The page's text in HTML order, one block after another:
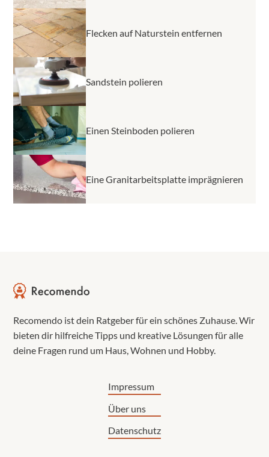
Flecken auf Naturstein entfernen
Sandstein polieren
Einen Steinboden polieren
Eine Granitarbeitsplatte imprägnieren
Recomendo ist dein Ratgeber für ein schönes Zuhause. Wir
bieten dir hilfreiche Tipps und kreative Lösungen für alle
deine Fragen rund um Haus, Wohnen und Hobby.
Impressum
Über uns
Datenschutz